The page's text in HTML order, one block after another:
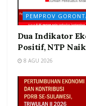
PEMPROV
Dua Indikator
Positif, NTP
8 AGU 2026